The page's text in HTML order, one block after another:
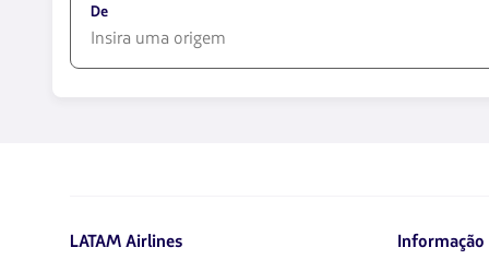
De
flechas
LATAM Airlines Informação